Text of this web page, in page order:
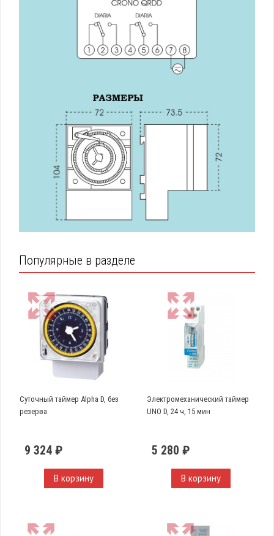
Популярные в разделе
Суточный таймер Alpha D, без
резерва
9 324 ₽
В корзину
Электромеханический таймер
UNO D, 24 ч, 15 мин
5 280 ₽
В корзину